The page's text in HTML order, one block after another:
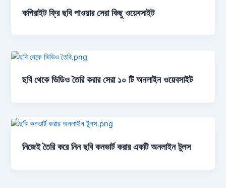
কপিরাইট ফ্রি ছবি পাওয়ার সেরা কিছু ওয়েবসাইট
ছবি থেকে ভিডিও তৈরি করার সেরা ১০ টি অনলাইন ওয়েবসাইট
নিজেই তৈরি করে নিন ছবি কনভার্ট করার একটি অনলাইন টুলস